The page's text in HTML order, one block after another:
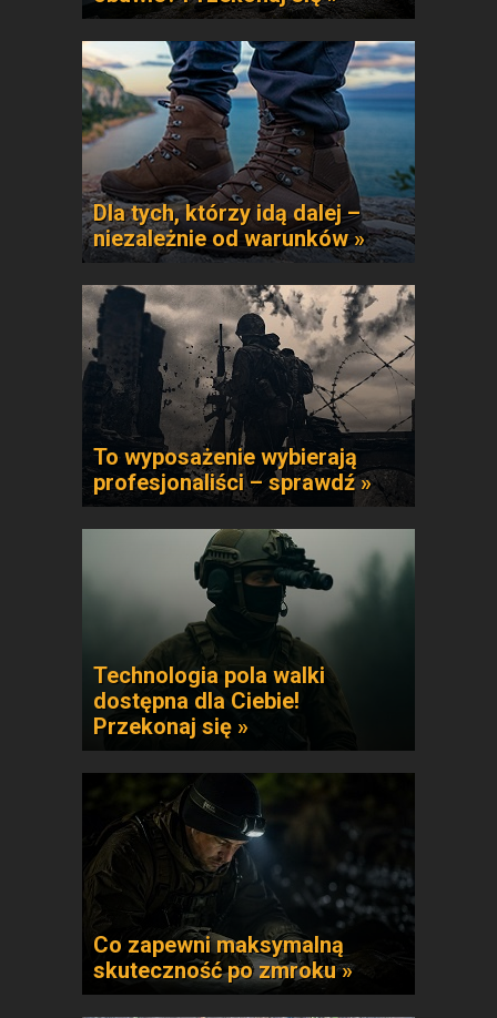
Dla tych, którzy idą dalej –
niezależnie od warunków »
To wyposażenie wybierają
profesjonaliści – sprawdź »
Technologia pola walki
dostępna dla Ciebie!
Przekonaj się »
Co zapewni maksymalną
skuteczność po zmroku »